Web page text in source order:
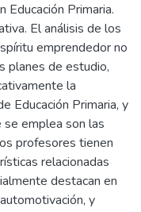
Primaria.
El análisis de los
emprendedor no
planes de estudio,
la
Educación Primaria, y
emplea son las
profesores tienen
relacionadas
destacan en
y